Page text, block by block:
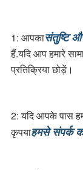
1: आपकासंतुष्टि
हैं.यदि आप हमारे
प्रतिक्रिया छोड़ें।
2: यदि आपके पास
कृपयाहमसे संपर्क